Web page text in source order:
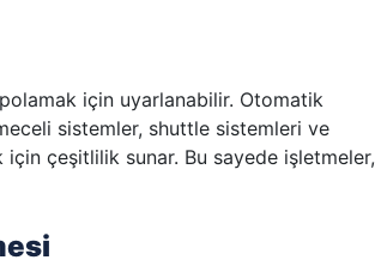
için uyarlanabilir. Otomatik
sistemler, shuttle sistemleri ve
için çeşitlilik sunar. Bu sayede işletmeler,